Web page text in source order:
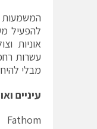
להפעיל
אוניות
עשרות
מבלי
עיניים